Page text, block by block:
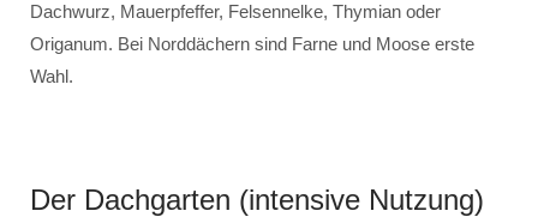
Dachwurz, Mauerpfeffer, Felsennelke, Thymian oder
Origanum. Bei Norddächern sind Farne und Moose erste
Wahl.
Der Dachgarten (intensive Nutzung)